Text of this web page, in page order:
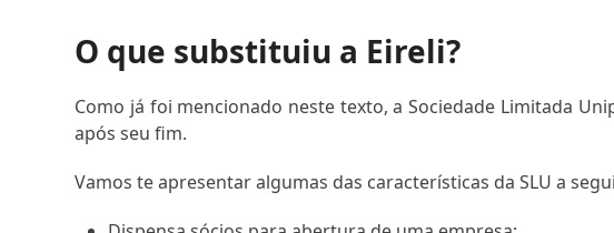
O que substituiu a Eireli?
Como já foi mencionado neste texto, a Sociedade Limitada
após seu fim.
Vamos te apresentar algumas das características da SLU a